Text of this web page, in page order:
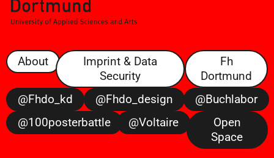
About
Imprint & Data
Security
Fh
Dortmund
@fhdo_kd
@fhdo_design
@buchlabor
@100posterbattle
@voltaire
Open
Space